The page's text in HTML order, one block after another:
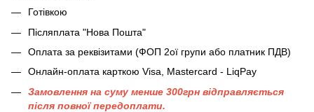
Готівкою
Післяплата "Нова Пошта"
Оплата за реквізитами (ФОП 2ої групи або платник ПДВ)
Онлайн-оплата карткою Visa, Mastercard - LiqPay
Замовлення на суму менше 300грн вiдправляється
пiсля повної передоплати.